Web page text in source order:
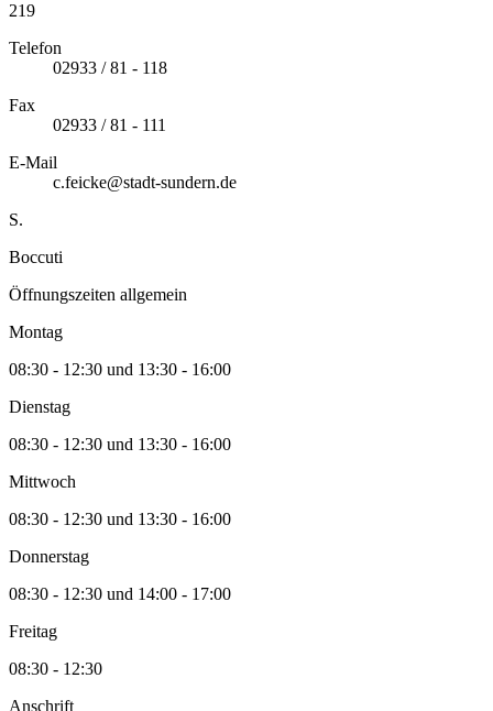
219
Telefon
02933 / 81 - 118
Fax
02933 / 81 - 111
E-Mail
c.feicke@stadt-sundern.de
S.
Boccuti
Öffnungszeiten allgemein
Montag
08:30 - 12:30 und 13:30 - 16:00
Dienstag
08:30 - 12:30 und 13:30 - 16:00
Mittwoch
08:30 - 12:30 und 13:30 - 16:00
Donnerstag
08:30 - 12:30 und 14:00 - 17:00
Freitag
08:30 - 12:30
Anschrift